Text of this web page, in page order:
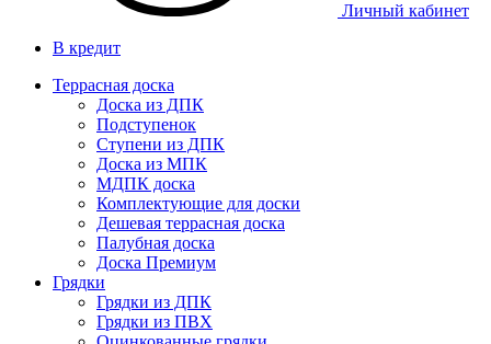
Личный кабинет
В кредит
Террасная доска
Доска из ДПК
Подступенок
Ступени из ДПК
Доска из МПК
МДПК доска
Комплектующие для доски
Дешевая террасная доска
Палубная доска
Доска Премиум
Грядки
Грядки из ДПК
Грядки из ПВХ